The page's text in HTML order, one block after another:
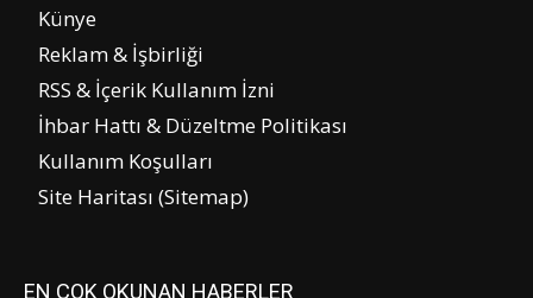
Künye
Reklam & İşbirliği
RSS & İçerik Kullanım İzni
İhbar Hattı & Düzeltme Politikası
Kullanım Koşulları
Site Haritası (Sitemap)
EN ÇOK OKUNAN HABERLER